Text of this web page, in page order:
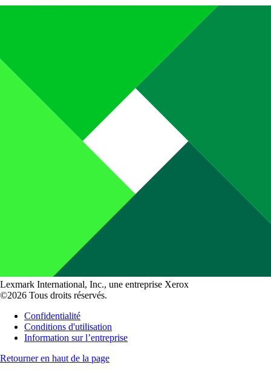
Lexmark International, Inc., une entreprise Xerox
©2026 Tous droits réservés.
Confidentialité
Conditions d'utilisation
Information sur l’entreprise
Retourner en haut de la page